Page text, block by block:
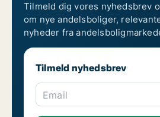
Tilmeld dig vores nyhedsbrev
om nye andelsboliger,
nyheder fra
Tilmeld nyhedsbrev
Email